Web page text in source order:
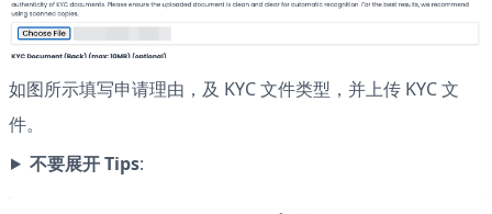
如图所示填写申请理由，及 KYC 文件类型，并上传 KYC 文
件。
不要展开 Tips: